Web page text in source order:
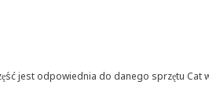
jest odpowiednia do danego sprzętu Cat